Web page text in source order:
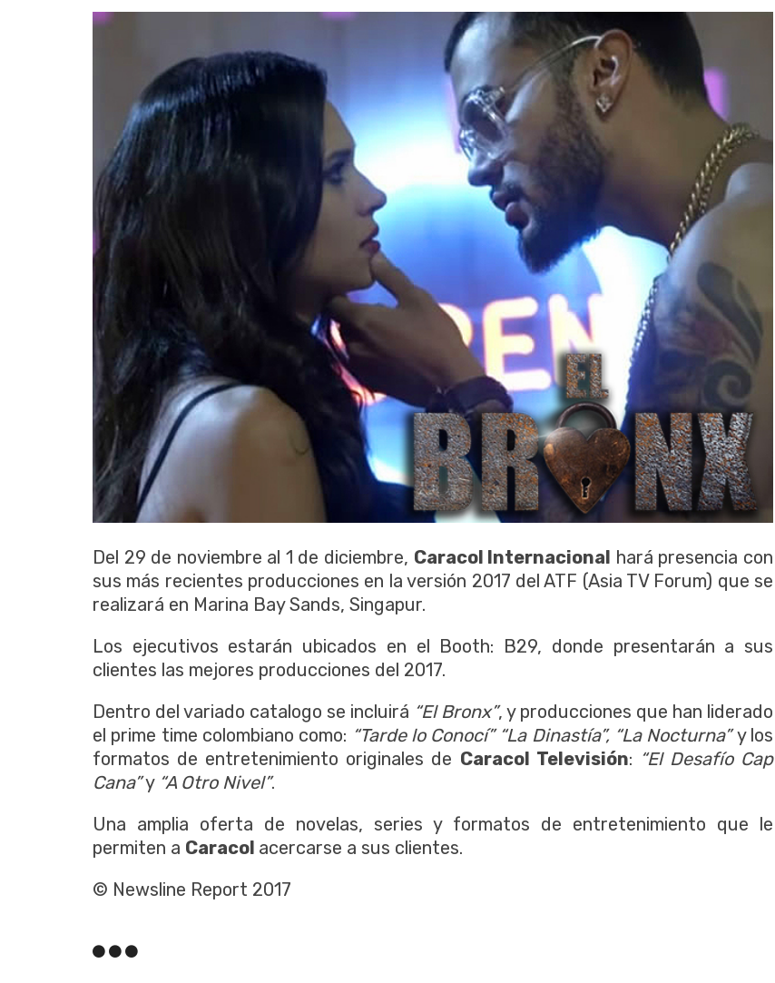
Del 29 de noviembre al 1 de diciembre, Caracol Internacional hará presencia con
sus más recientes producciones en la versión 2017 del ATF (Asia TV Forum) que se
realizará en Marina Bay Sands, Singapur.
Los ejecutivos estarán ubicados en el Booth: B29, donde presentarán a sus
clientes las mejores producciones del 2017.
Dentro del variado catalogo se incluirá “El Bronx”, y producciones que han liderado
el prime time colombiano como: “Tarde lo Conocí” “La Dinastía”, “La Nocturna”y los
formatos de entretenimiento originales de Caracol Televisión: “El Desafío Cap
Cana”y “A Otro Nivel”.
Una amplia oferta de novelas, series y formatos de entretenimiento que le
permiten a Caracol acercarse a sus clientes.
© Newsline Report 2017